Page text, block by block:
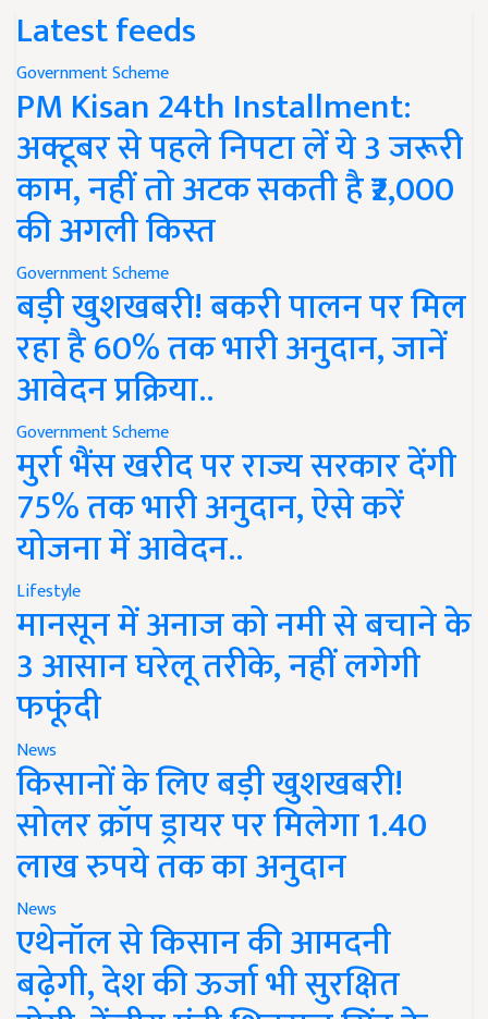
Latest feeds
Government Scheme
PM Kisan 24th Installment:
अक्टूबर से पहले निपटा लें ये 3 जरूरी
काम, नहीं तो अटक सकती है ₹2,000
की अगली किस्त
Government Scheme
बड़ी खुशखबरी! बकरी पालन पर मिल
रहा है 60% तक भारी अनुदान, जानें
आवेदन प्रक्रिया..
Government Scheme
मुर्रा भैंस खरीद पर राज्य सरकार देंगी
75% तक भारी अनुदान, ऐसे करें
योजना में आवेदन..
Lifestyle
मानसून में अनाज को नमी से बचाने के
3 आसान घरेलू तरीके, नहीं लगेगी
फफूंदी
News
किसानों के लिए बड़ी खुशखबरी!
सोलर क्रॉप ड्रायर पर मिलेगा 1.40
लाख रुपये तक का अनुदान
News
एथेनॉल से किसान की आमदनी
बढ़ेगी, देश की ऊर्जा भी सुरक्षित